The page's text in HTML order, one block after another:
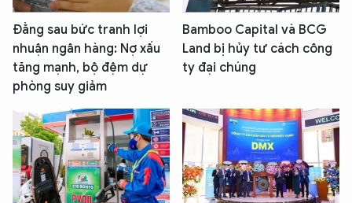
Đằng sau bức tranh lợi
nhuận ngân hàng: Nợ xấu
tăng mạnh, bộ đệm dự
phòng suy giảm
Bamboo Capital và BCG
Land bị hủy tư cách công
ty đại chúng